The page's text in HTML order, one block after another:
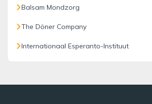
Balsam Mondzorg
The Döner Company
Internationaal Esperanto-Instituut